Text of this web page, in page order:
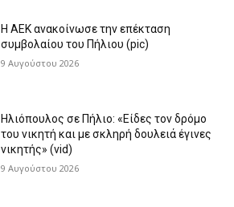
Η ΑΕΚ ανακοίνωσε την επέκταση
συμβολαίου του Πήλιου (pic)
9 Αυγούστου 2026
Ηλιόπουλος σε Πήλιο: «Είδες τον δρόμο
του νικητή και με σκληρή δουλειά έγινες
νικητής» (vid)
9 Αυγούστου 2026